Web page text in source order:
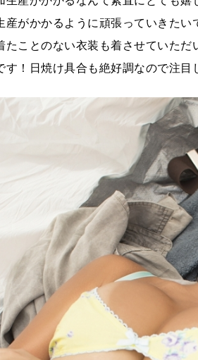
産がかかるように頑張っていきた
たことのない衣装も着させていた
す！日焼け具合も絶好調なので注目